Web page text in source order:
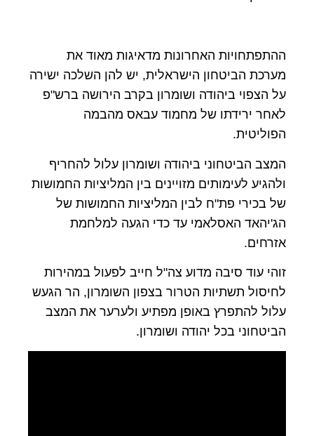
ההתפתחויות האחרונות מדאיגות מאוד את
מערכת הביטחון הישראלית, יש להן השלכה ישירה
על הצפוי ביהודה ושומרון בקרב הירושה ברש"פ
לאחר ירידתו של מחמוד עבאס מהבמה
הפוליטית.
המצב הביטחוני ביהודה ושומרון עלול להחריף
ולהגיע לעימותים מזויינים בין המליציות החמושות
של בכירי פת"ח לבין המליציות החמושות של
הג'יהאד האסלאמי עד כדי הגעה למלחמת
אזרחים.
זוהי עוד סיבה מדוע צה"ל חייב לפעול במהירות
לחיסול תשתיות הטרור בצפון השומרון, הר הגעש
עלול להתפרץ באופן מפתיע ולערער את המצב
הביטחוני בכל יהודה ושומרון.